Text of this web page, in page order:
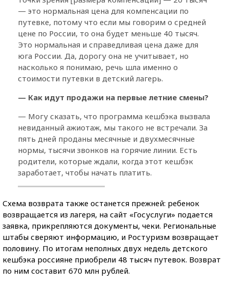
— это нормальная цена для компенсации по
путевке, потому что если мы говорим о средней
цене по России, то она будет меньше 40 тысяч.
Это нормальная и справедливая цена даже для
юга России. Да, дорогу она не учитывает, но
насколько я понимаю, речь шла именно о
стоимости путевки в детский лагерь.
— Как идут продажи на первые летние смены?
— Могу сказать, что программа кешбэка вызвала
невиданный ажиотаж, мы такого не встречали. За
пять дней проданы месячные и двухмесячные
нормы, тысячи звонков на горячие линии. Есть
родители, которые ждали, когда этот кешбэк
заработает, чтобы начать платить.
Схема возврата также останется прежней: ребенок
возвращается из лагеря, на сайт «Госуслуги» подается
заявка, прикрепляются документы, чеки. Региональные
штабы сверяют информацию, и Ростуризм возвращает
половину. По итогам неполных двух недель детского
кешбэка россияне приобрели 48 тысяч путевок. Возврат
по ним составит 670 млн рублей.